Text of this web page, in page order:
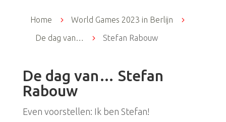
Home 5 World Games 2023 in Berlijn
5
De dag van…
5 Stefan Rabouw
De dag van… Stefan
Rabouw
Even voorstellen: Ik ben Stefan!